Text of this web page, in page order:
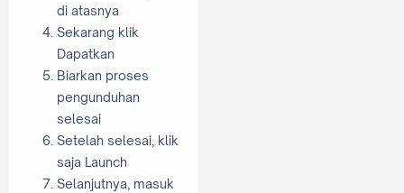
di atasnya
Sekarang klik
Dapatkan
Biarkan proses
pengunduhan
selesai
Setelah selesai, klik
saja Launch
Selanjutnya, masuk